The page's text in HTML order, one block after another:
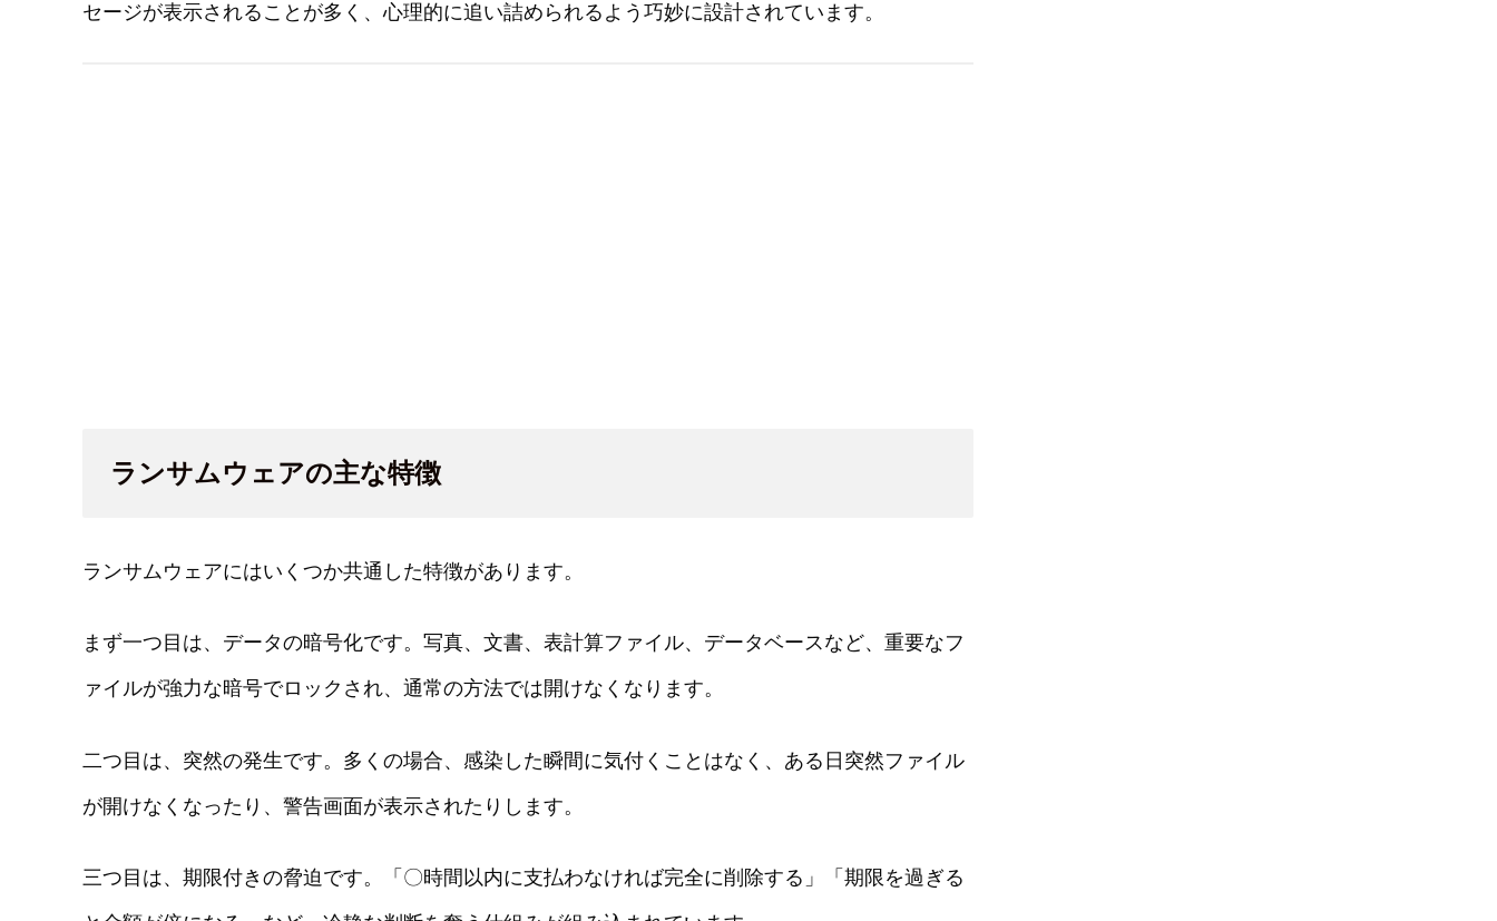
セージが表示されることが多く、心理的に追い詰められるよう巧妙に設計されています。
ランサムウェアの主な特徴
ランサムウェアにはいくつか共通した特徴があります。
まず一つ目は、データの暗号化です。写真、文書、表計算ファイル、データベースなど、重要なフ
ァイルが強力な暗号でロックされ、通常の方法では開けなくなります。
二つ目は、突然の発生です。多くの場合、感染した瞬間に気付くことはなく、ある日突然ファイル
が開けなくなったり、警告画面が表示されたりします。
三つ目は、期限付きの脅迫です。「〇時間以内に支払わなければ完全に削除する」「期限を過ぎる